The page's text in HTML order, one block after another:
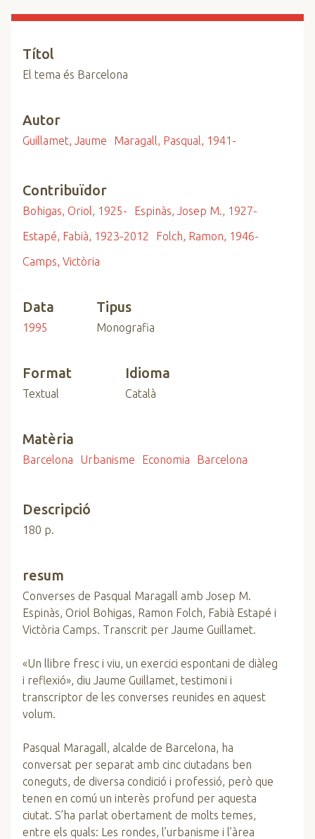
Títol
El tema és Barcelona
Autor
Guillamet, Jaume Maragall, Pasqual, 1941-
Contribuïdor
Bohigas, Oriol, 1925-
Espinàs, Josep M., 1927-
Estapé, Fabià, 1923-2012
Folch, Ramon, 1946-
Camps, Victòria
Data
1995
Tipus
Monografia
Format
Textual
Idioma
Català
Matèria
Barcelona Urbanisme Economia Barcelona
Descripció
180 p.
resum
Converses de Pasqual Maragall amb Josep M.
Espinàs, Oriol Bohigas, Ramon Folch, Fabià Estapé i
Victòria Camps. Transcrit per Jaume Guillamet.
«Un llibre fresc i viu, un exercici espontani de diàleg
i reflexió», diu Jaume Guillamet, testimoni i
transcriptor de les converses reunides en aquest
volum.
Pasqual Maragall, alcalde de Barcelona, ha
conversat per sepa­rat amb cinc ciutadans ben
coneguts, de diversa condició i professió, però que
tenen en comú un interès profund per aquesta
ciutat. S’ha parlat obertament de molts temes,
entre els quals: Les rondes, l’urbanisme i l’àrea